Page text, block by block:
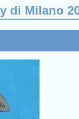
di Milano